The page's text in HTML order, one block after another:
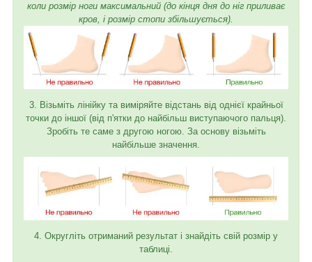
коли розмір ноги максимальний (до кінця дня до ніг приливає
кров, і розмір стопи збільшується).
3. Візьміть лінійку та виміряйте відстань від однієї крайньої
точки до іншої (від п'ятки до найбільш виступаючого пальця).
Зробіть те саме з другою ногою. За основу візьміть
найбільше значення.
4. Округліть отриманий результат і знайдіть свій розмір у
таблиці.